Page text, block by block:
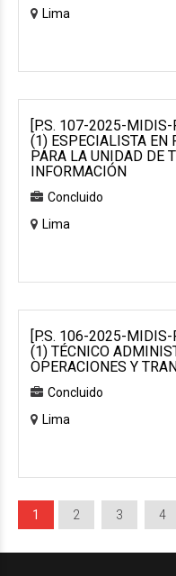
Lima
[P.S. 107-2025-
(1) ESPECIALISTA EN
PARA LA UNIDAD DE
INFORMACIÓN
Concluido
Lima
[P.S. 106-2025-
(1) TÉCNICO
OPERACIONES Y
Concluido
Lima
1 2 3 4